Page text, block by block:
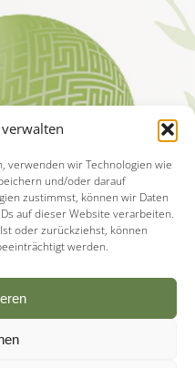
verwenden wir Technologien wie
und/oder darauf
zustimmst, können wir Daten
auf dieser Website verarbeiten.
oder zurückziehst, können
werden.
für Psychotherapie